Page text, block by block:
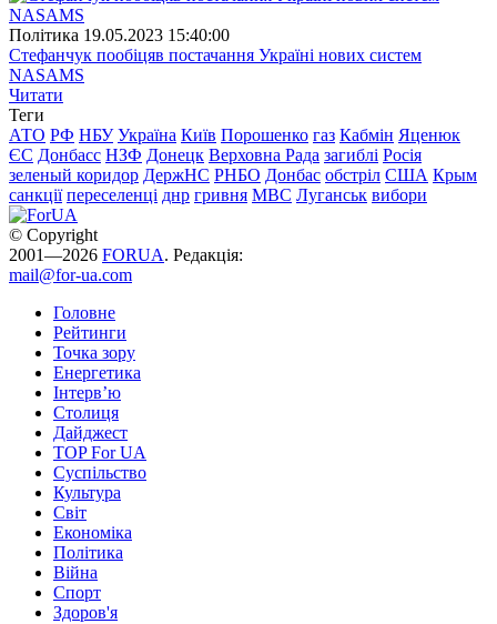
Полiтика 19.05.2023 15:40:00
Стефанчук пообіцяв постачання Україні нових систем
NASAMS
Читати
Теги
АТО РФ НБУ Україна Київ Порошенко газ Кабмін Яценюк
ЄС Донбасс НЗФ Донецк Верховна Рада загиблі Росія
зеленый коридор ДержНС РНБО Донбас обстріл США Крым
санкції переселенці днр гривня МВС Луганськ вибори
© Copyright
2001—2026 FORUA. Редакція:
mail@for-ua.com
Головне
Рейтинги
Точка зору
Енергетика
Інтерв’ю
Столиця
Дайджест
TOP For UA
Суспiльство
Культура
Світ
Економіка
Політика
Війна
Спорт
Здоров'я